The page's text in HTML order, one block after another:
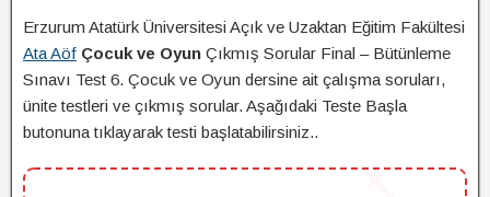
Erzurum Atatürk Üniversitesi Açık ve Uzaktan Eğitim Fakültesi
Ata Aöf Çocuk ve Oyun Çıkmış Sorular Final – Bütünleme
Sınavı Test 6. Çocuk ve Oyun dersine ait çalışma soruları,
ünite testleri ve çıkmış sorular. Aşağıdaki Teste Başla
butonuna tıklayarak testi başlatabilirsiniz..